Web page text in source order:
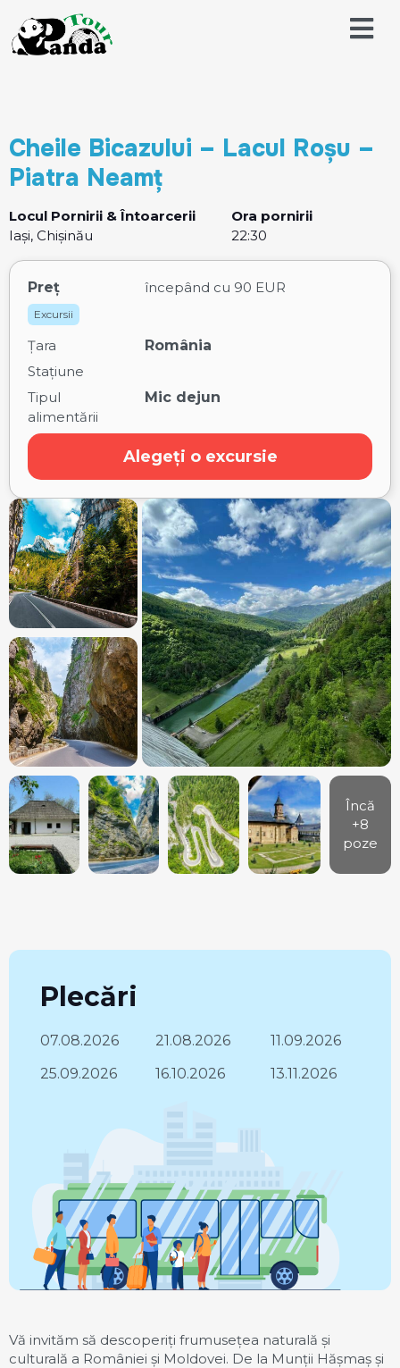
Cheile Bicazului – Lacul Roșu –
Piatra Neamț
Locul Pornirii & Întoarcerii
Iași, Chișinău
Ora pornirii
22:30
Preț începând cu 90 EUR
Excursii
Țara
România
Stațiune
Tipul
alimentării
Mic dejun
Alegeți o excursie
Încă
+8
poze
Plecări
07.08.2026 21.08.2026
11.09.2026
25.09.2026
16.10.2026 13.11.2026
Vă invităm să descoperiți frumusețea naturală și
culturală a României și Moldovei. De la Munții Hășmaș și